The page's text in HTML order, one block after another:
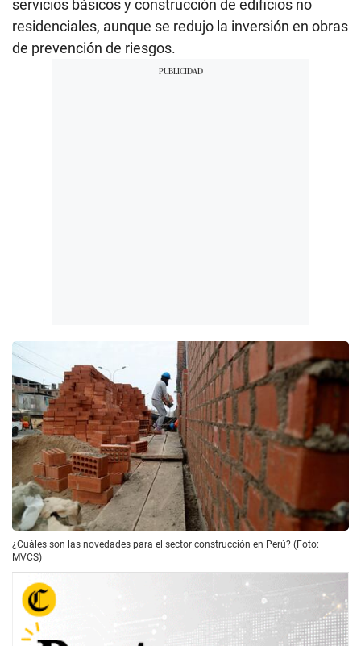
servicios básicos y construcción de edificios no
residenciales, aunque se redujo la inversión en obras
de prevención de riesgos.
¿Cuáles son las novedades para el sector construcción en Perú? (Foto:
MVCS)